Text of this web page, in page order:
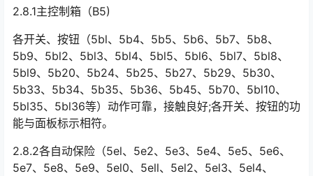
2.8.1主控制箱（B5)
各开关、按钮（5bl、5b4、5b5、5b6、5b7、5b8、
5b9、5bl2、5bl3、5bl4、5bl5、5bl6、5bl7、5bl8、
5bl9、5b20、5b24、5b25、5b27、5b29、5b30、
5b33、5b34、5b35、5b36、5b45、5b70、5bl10、
5bl35、5bl36等）动作可靠，接触良好;各开关、按钮的功
能与面板标示相符。󠅅󠅃󠄵󠅂󠄪󠇖󠆨󠆨󠇕󠆞󠆒󠅬󠇘󠆭󠆘󠇙󠆝󠅵󠇗󠆭󠆁󠄐󠇗󠅹󠅸󠇖󠆍󠅳󠇖󠅹󠅰󠇖󠆌󠅹
2.8.2各自动保险（5el、5e2、5e3、5e4、5e5、5e6、
5e7、5e8、5e9、5el0、5ell、5el2、5el3、5el4、